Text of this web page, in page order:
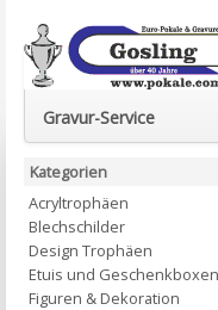
Euro-Pokale &
Gravur-Service
Kategorien
Acryltrophäen
Blechschilder
Design Trophäen
Etuis und Geschenkboxen
Figuren & Dekoration